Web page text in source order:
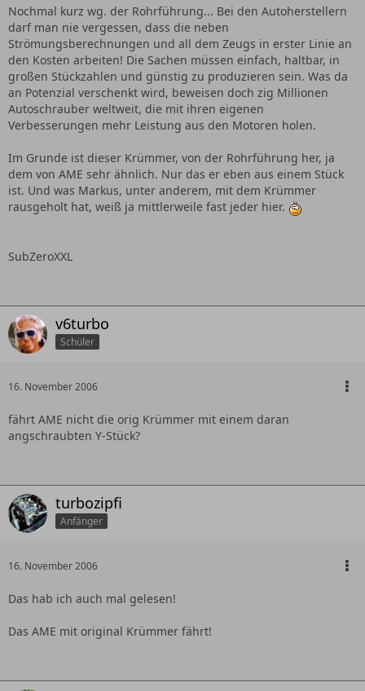
Nochmal kurz wg. der Rohrführung... Bei den Autoherstellern
darf man nie vergessen, dass die neben
Strömungsberechnungen und all dem Zeugs in erster Linie an
den Kosten arbeiten! Die Sachen müssen einfach, haltbar, in
großen Stückzahlen und günstig zu produzieren sein. Was da
an Potenzial verschenkt wird, beweisen doch zig Millionen
Autoschrauber weltweit, die mit ihren eigenen
Verbesserungen mehr Leistung aus den Motoren holen.
Im Grunde ist dieser Krümmer, von der Rohrführung her, ja
dem von AME sehr ähnlich. Nur das er eben aus einem Stück
ist. Und was Markus, unter anderem, mit dem Krümmer
rausgeholt hat, weiß ja mittlerweile fast jeder hier.
SubZeroXXL
v6turbo
Schüler
16. November 2006
fährt AME nicht die orig Krümmer mit einem daran
angschraubten Y-Stück?
turbozipfi
Anfänger
16. November 2006
Das hab ich auch mal gelesen!
Das AME mit original Krümmer fährt!